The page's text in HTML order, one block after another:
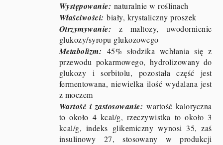
Występowanie: naturalnie w roślinach
Właściwości: biały, krystaliczny proszek
Otrzymywanie: z maltozy, uwodornienie
glukozy/syropu glukozowego
Metabolizm: 45% słodzika wchłania się z
przewodu pokarmowego, hydrolizowany do
glukozy i sorbitolu, pozostała część jest
fermentowana, niewielka ilość wydalana jest
z moczem
Wartość i zastosowanie: wartość kaloryczna
to około 4 kcal/g, rzeczywistka to około 3
kcal/g, indeks glikemiczny wynosi 35, zaś
insulinowy 27, stosowany w produkcji